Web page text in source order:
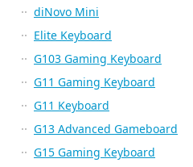
diNovo Mini
Elite Keyboard
G103 Gaming Keyboard
G11 Gaming Keyboard
G11 Keyboard
G13 Advanced Gameboard
G15 Gaming Keyboard